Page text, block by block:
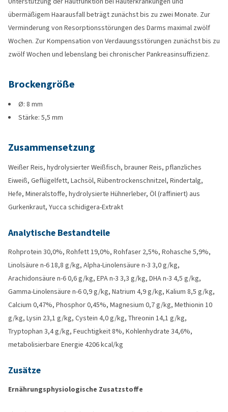
übermäßigem Haarausfall beträgt zunächst bis zu zwei Monate. Zur
Verminderung von Resorptionsstörungen des Darms maximal zwölf
Wochen. Zur Kompensation von Verdauungsstörungen zunächst bis zu
zwölf Wochen und lebenslang bei chronischer Pankreasinsuffizienz.
Brockengröße
Ø: 8 mm
Stärke: 5,5 mm
Zusammensetzung
Weißer Reis, hydrolysierter Weißfisch, brauner Reis, pflanzliches
Eiweiß, Geflügelfett, Lachsöl, Rübentrockenschnitzel, Rindertalg,
Hefe, Mineralstoffe, hydrolysierte Hühnerleber, Öl (raffiniert) aus
Gurkenkraut, Yucca schidigera-Extrakt
Analytische Bestandteile
Rohprotein 30,0%, Rohfett 19,0%, Rohfaser 2,5%, Rohasche 5,9%,
Linolsäure n-6 18,8 g/kg, Alpha-Linolensäure n-3 3,0 g/kg,
Arachidonsäure n-6 0,6 g/kg, EPA n-3 3,3 g/kg, DHA n-3 4,5 g/kg,
Gamma-Linolensäure n-6 0,9 g/kg, Natrium 4,9 g/kg, Kalium 8,5 g/kg,
Calcium 0,47%, Phosphor 0,45%, Magnesium 0,7 g/kg, Methionin 10
g/kg, Lysin 23,1 g/kg, Cystein 4,0 g/kg, Threonin 14,1 g/kg,
Tryptophan 3,4 g/kg, Feuchtigkeit 8%, Kohlenhydrate 34,6%,
metabolisierbare Energie 4206 kcal/kg
Zusätze
Ernährungsphysiologische Zusatzstoffe